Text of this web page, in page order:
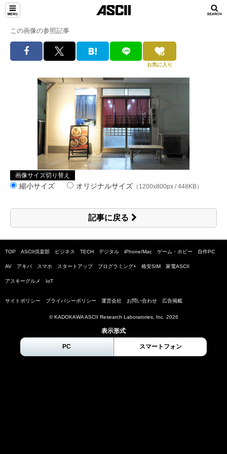
この画像の参照記事
お気に入り
画像サイズ切り替え
縮小サイズ オリジナルサイズ （1200x800px / 448KB）
記事に戻る
TOP ASCII倶楽部 ビジネス TECH デジタル iPhone/Mac ゲーム・ホビー 自作PC
AV アキバ スマホ スタートアップ プログラミング+ 格安SIM 家電ASCII
アスキーグルメ IoT
サイトポリシー プライバシーポリシー 運営会社 お問い合わせ 広告掲載
© KADOKAWA ASCII Research Laboratories, Inc. 2026
表示形式
PC スマートフォン